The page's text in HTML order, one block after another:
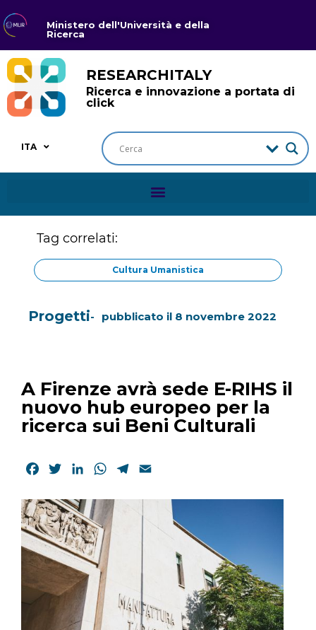
Ministero dell'Università e della
Ricerca
RESEARCHITALY
Ricerca e innovazione a portata di
click
ITA
Tag correlati:
Cultura Umanistica
Progetti pubblicato il 8 novembre 2022
A Firenze avrà sede E-RIHS il
nuovo hub europeo per la
ricerca sui Beni Culturali
Facebook
TwitterLinkedInWhatsApp
Telegram